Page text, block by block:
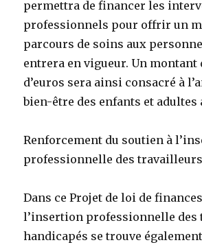
permettra de financer les
professionnels pour offrir un
parcours de soins aux
entrera en vigueur. Un
d’euros sera ainsi consacré à
bien-être des enfants et adultes
Renforcement du soutien à
professionnelle des
Dans ce Projet de loi de
l’insertion professionnelle des
handicapés se trouve